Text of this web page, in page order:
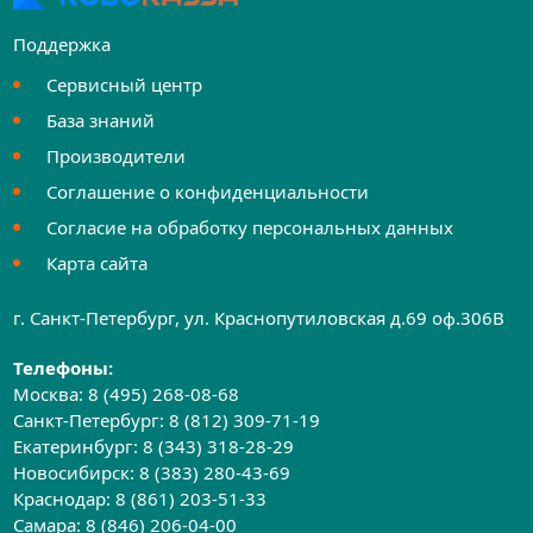
Поддержка
Сервисный центр
База знаний
Производители
Соглашение о конфиденциальности
Согласие на обработку персональных данных
Карта сайта
г. Санкт-Петербург, ул. Краснопутиловская д.69 оф.306B
Телефоны:
Москва:8 (495) 268-08-68
Санкт-Петербург:8 (812) 309-71-19
Екатеринбург:8 (343) 318-28-29
Новосибирск:8 (383) 280-43-69
Краснодар:8 (861) 203-51-33
Самара:8 (846) 206-04-00